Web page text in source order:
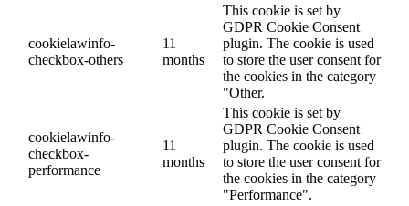
cookielawinfo-
checkbox-others
11
months
This cookie is set by
GDPR Cookie Consent
plugin. The cookie is used
to store the user consent for
the cookies in the category
"Other.
cookielawinfo-
checkbox-
performance
11
months
This cookie is set by
GDPR Cookie Consent
plugin. The cookie is used
to store the user consent for
the cookies in the category
"Performance".